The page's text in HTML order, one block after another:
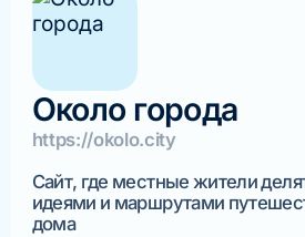
Около города
https://okolo.city
Сайт, где местные жители
идеями и маршрутами
дома